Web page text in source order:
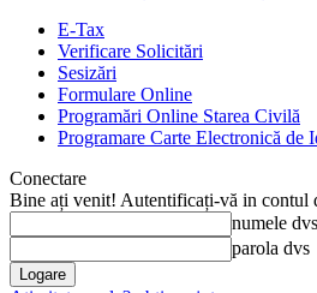
E-Tax
Verificare Solicitări
Sesizări
Formulare Online
Programări Online Starea Civilă
Programare Carte Electronică de
Conectare
Bine ați venit! Autentificați-vă in contul
numele
parola dvs